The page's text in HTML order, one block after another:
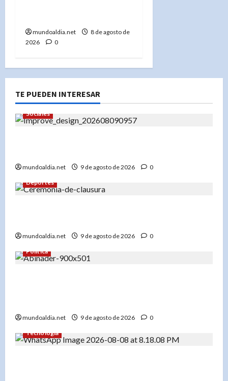
mundoaldia.net
8 de agosto de
2026
0
TE PUEDEN INTERESAR
Sociales
mundoaldia.net 9 de agosto de 2026
0
Deportes
mundoaldia.net 9 de agosto de 2026
0
Política
mundoaldia.net 9 de agosto de 2026
0
Tecnología